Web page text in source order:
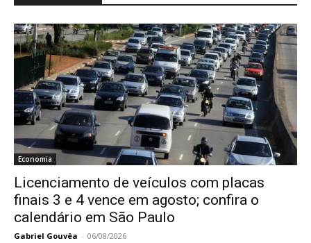
Economia
Licenciamento de veículos com placas
finais 3 e 4 vence em agosto; confira o
calendário em São Paulo
Gabriel Gouvêa - 06/08/2026